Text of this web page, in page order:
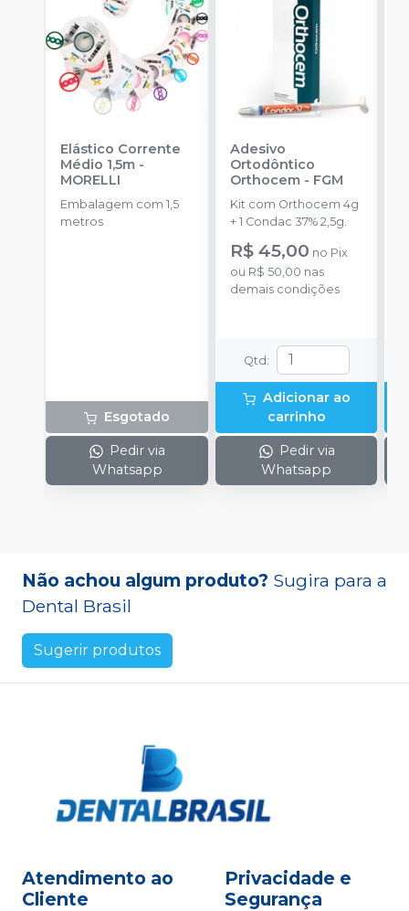
Elástico Corrente
Médio 1,5m -
MORELLI
Embalagem com 1,5
metros
Esgotado
Pedir via
Whatsapp
Adesivo
Ortodôntico
Orthocem- FGM
Kit com Orthocem 4g
+ 1 Condac 37% 2,5g.
R$ 45,00 no Pix
ou R$ 50,00 nas
demais condições
Qtd :
Adicionar ao
carrinho
Pedir via
Whatsapp
Não achou algum produto? Sugira para a
Dental Brasil
Sugerir produtos
Atendimento ao
Cliente
Privacidade e
Segurança